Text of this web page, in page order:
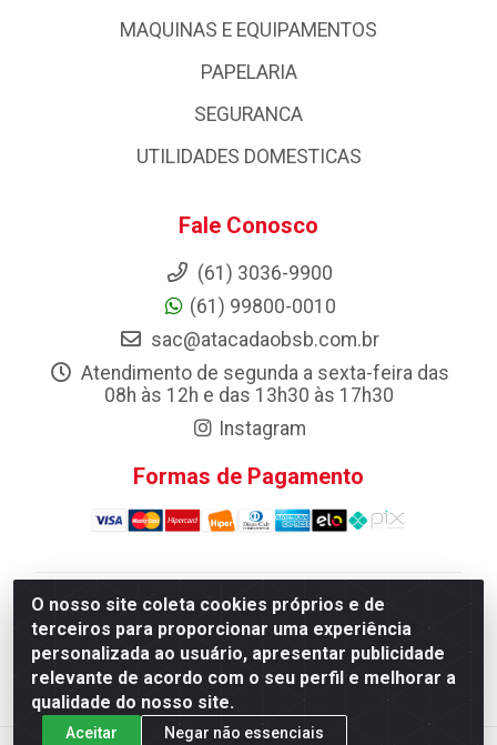
O nosso site coleta cookies próprios e de
terceiros para proporcionar uma experiência
personalizada ao usuário, apresentar publicidade
relevante de acordo com o seu perfil e melhorar a
qualidade do nosso site.
Aceitar Negar não essenciais
MAQUINAS E EQUIPAMENTOS
PAPELARIA
SEGURANCA
UTILIDADES DOMESTICAS
Fale Conosco
(61) 3036-9900
(61) 99800-0010
sac@atacadaobsb.com.br
Atendimento de segunda a sexta-feira das
08h às 12h e das 13h30 às 17h30
Instagram
Formas de Pagamento
Atacadao da Limpeza F. Pereira Queiroz Comercio e
Distribuicao LTDA - Quadra Qi 10 Lotes 39 e, 41 - Setor
Industrial (Taguatinga), Brasília/DF - CEP 72.135-100 -
CNPJ 13.184.675/0001-80